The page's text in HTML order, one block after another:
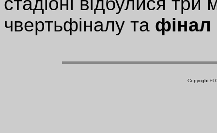
чвертьфіналу та фінал
Copyright ©